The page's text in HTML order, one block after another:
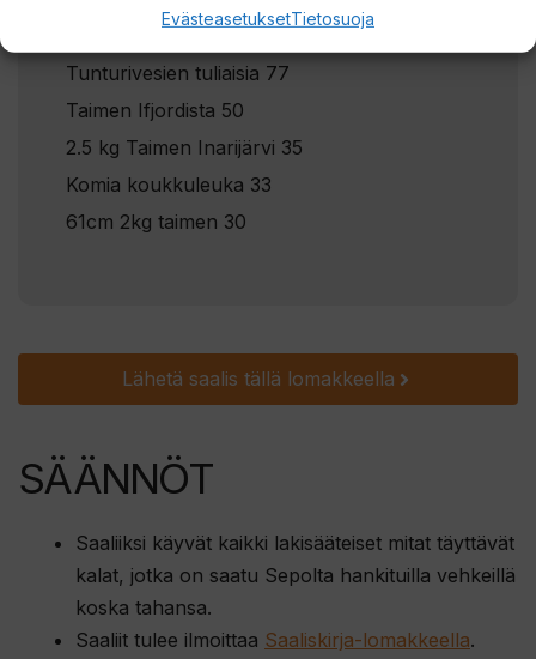
EvästeasetuksetTietosuoja
Kummipojan ensimmäinen vetouistelureissu
Inarijärvellä sai ikimuistoisen alun!
Tunturivesien tuliaisia 77
Taimen Ifjordista 50
2.5 kg Taimen Inarijärvi 35
Komia koukkuleuka 33
61cm 2kg taimen 30
Lähetä saalis tällä lomakkeella
SÄÄNNÖT
Saaliiksi käyvät kaikki lakisääteiset mitat täyttävät
kalat, jotka on saatu Sepolta hankituilla vehkeillä
koska tahansa.
Saaliit tulee ilmoittaa Saaliskirja-lomakkeella.